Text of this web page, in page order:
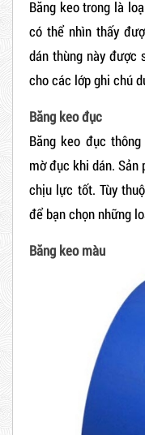
Băng keo trong là
có thể nhìn thấy
dán thùng này được
cho các lớp ghi chú
Băng keo đục
Băng keo đục
mờ đục khi dán. Sản
chịu lực tốt. Tùy
để bạn chọn những
Băng keo màu